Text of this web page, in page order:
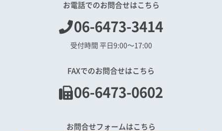
お電話でのお問合せはこちら
06-6473-3414
受付時間 平日9:00〜17:00
FAXでのお問合せはこちら
06-6473-0602
お問合せフォームはこちら